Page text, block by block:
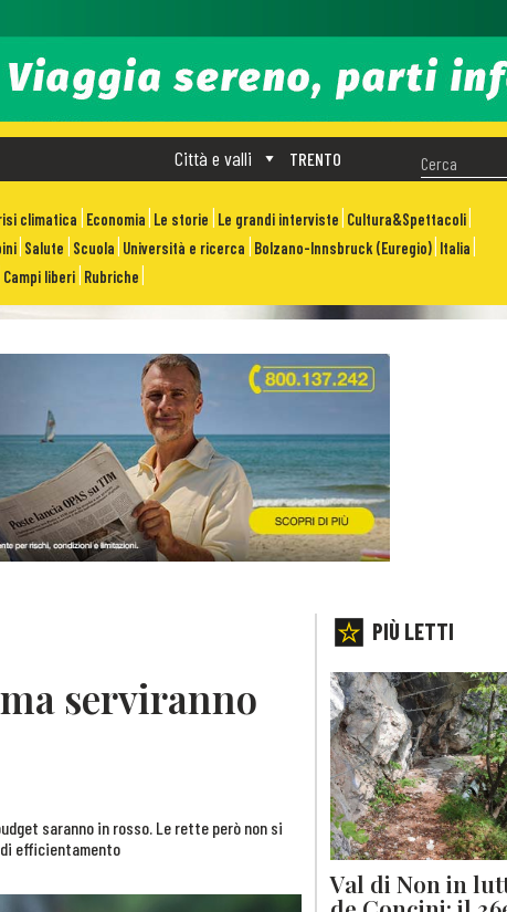
TRENTO
Città e valli
climatica Economia Le storie Le grandi interviste Cultura&Spettacoli
Salute Scuola Università e ricerca Bolzano-Innsbruck (Euregio) Italia
Campi liberi Rubriche
serviranno
saranno in rosso. Le rette però non si
efficientamento
PIÙ LETTI
Val di Non in